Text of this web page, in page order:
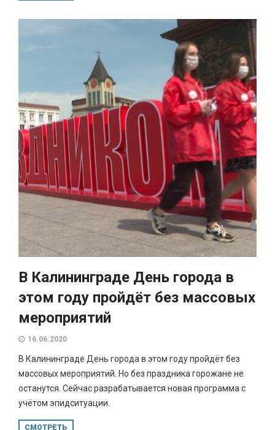
В Калининграде День города в
этом году пройдёт без массовых
мероприятий
16.06.2020
В Калининграде День города в этом году пройдёт без
массовых мероприятий. Но без праздника горожане не
останутся. Сейчас разрабатывается новая программа с
учётом эпидситуации.
СМОТРЕТЬ